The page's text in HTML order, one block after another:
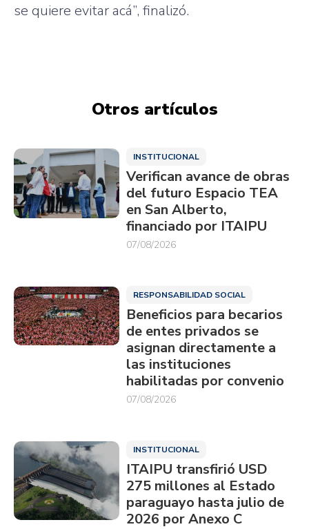
se quiere evitaracá”, finalizó.
Otros artículos
INSTITUCIONAL
Verifican avance de obras
del futuro Espacio TEA
en San Alberto,
financiado por ITAIPU
07/08/2026
RESPONSABILIDAD SOCIAL
Beneficios para becarios
de entes privados se
asignan directamente a
las instituciones
habilitadas por convenio
07/08/2026
INSTITUCIONAL
ITAIPU transfirió USD
275 millones al Estado
paraguayo hasta julio de
2026 por Anexo C